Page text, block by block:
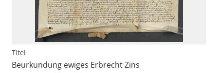
Titel
Beurkundung ewiges Erbrecht Zins